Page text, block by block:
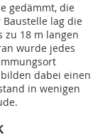
gedämmt, die
Baustelle lag die
zu 18 m langen
wurde jedes
dabei einen
in wenigen